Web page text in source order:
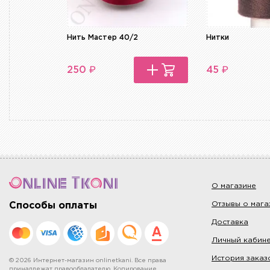
Нить Мастер 40/2
250 ₽
Нитки
45 ₽
Способы оплаты
© 2026 Интернет-магазин onlinetkani. Все права
О магазине
Отзывы о
Доставка
Личный
История